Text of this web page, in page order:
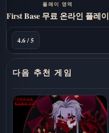
플레이 영역
First Base 무료 온라인 플레이
4.6 / 5
다음 추천 게임